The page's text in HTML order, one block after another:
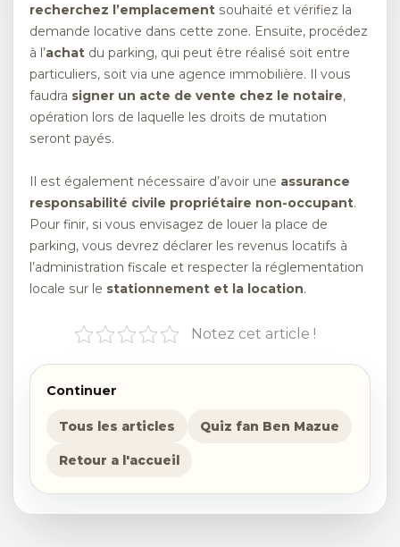
recherchez l’emplacement souhaité et vérifiez la
demande locative dans cette zone. Ensuite, procédez
à l’achat du parking, qui peut être réalisé soit entre
particuliers, soit via une agence immobilière. Il vous
faudra signer un acte de vente chez le notaire,
opération lors de laquelle les droits de mutation
seront payés.
Il est également nécessaire d’avoir une assurance
responsabilité civile propriétaire non-occupant.
Pour finir, si vous envisagez de louer la place de
parking, vous devrez déclarer les revenus locatifs à
l’administration fiscale et respecter la réglementation
locale sur le stationnement et la location.
Notez cet article !
Continuer
Tous les articles Quiz fan Ben Mazue
Retour a l'accueil